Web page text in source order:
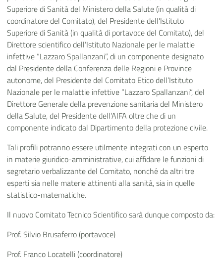
Superiore di Sanità del Ministero della Salute (in qualità di
coordinatore del Comitato), del Presidente dell'Istituto
Superiore di Sanità (in qualità di portavoce del Comitato), del
Direttore scientifico dell’Istituto Nazionale per le malattie
infettive “Lazzaro Spallanzani”, di un componente designato
dal Presidente della Conferenza delle Regioni e Province
autonome, del Presidente del Comitato Etico dell’Istituto
Nazionale per le malattie infettive “Lazzaro Spallanzani”, del
Direttore Generale della prevenzione sanitaria del Ministero
della Salute, del Presidente dell’AIFA oltre che di un
componente indicato dal Dipartimento della protezione civile.
Tali profili potranno essere utilmente integrati con un esperto
in materie giuridico-amministrative, cui affidare le funzioni di
segretario verbalizzante del Comitato, nonché da altri tre
esperti sia nelle materie attinenti alla sanità, sia in quelle
statistico-matematiche.
Il nuovo Comitato Tecnico Scientifico sarà dunque composto da:
Prof. Silvio Brusaferro (portavoce)
Prof. Franco Locatelli (coordinatore)